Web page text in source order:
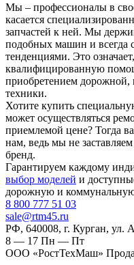
Мы – профессионалы в
касается
запчастей к ней. Мы
подобных машин и всегда
тенденциями. Это
квалифицированную
приобретением дорожной,
техники.
Хотите купить
может осуществляться
приемлемой цене? Тогда
нам, ведь мы не
бренд.
Гарантируем каждому
выбор моделей и
дорожную и
‎8 800 777 51 03
sale@rtm45.ru
РФ, 640008, г. Курган, ул.
8 — 17 Пн — Пт
ООО «РостТехМаш»